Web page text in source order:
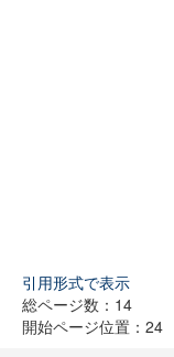
引用形式で表示
総ページ数：14
開始ページ位置：24